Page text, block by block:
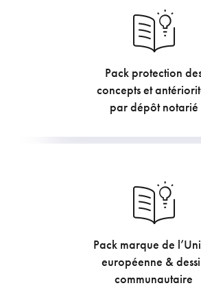
Pack protection
concepts et
par dépôt notarié
211.75€
Pack marque de
européenne &
communautaire
968 €